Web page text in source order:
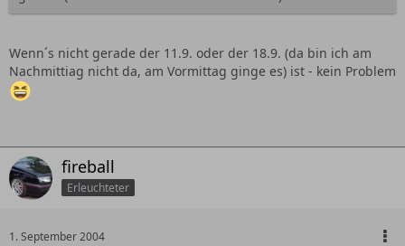
Wenn´s nicht gerade der 11.9. oder der 18.9. (da bin ich am
Nachmittiag nicht da, am Vormittag ginge es) ist - kein Problem
fireball
Erleuchteter
1. September 2004